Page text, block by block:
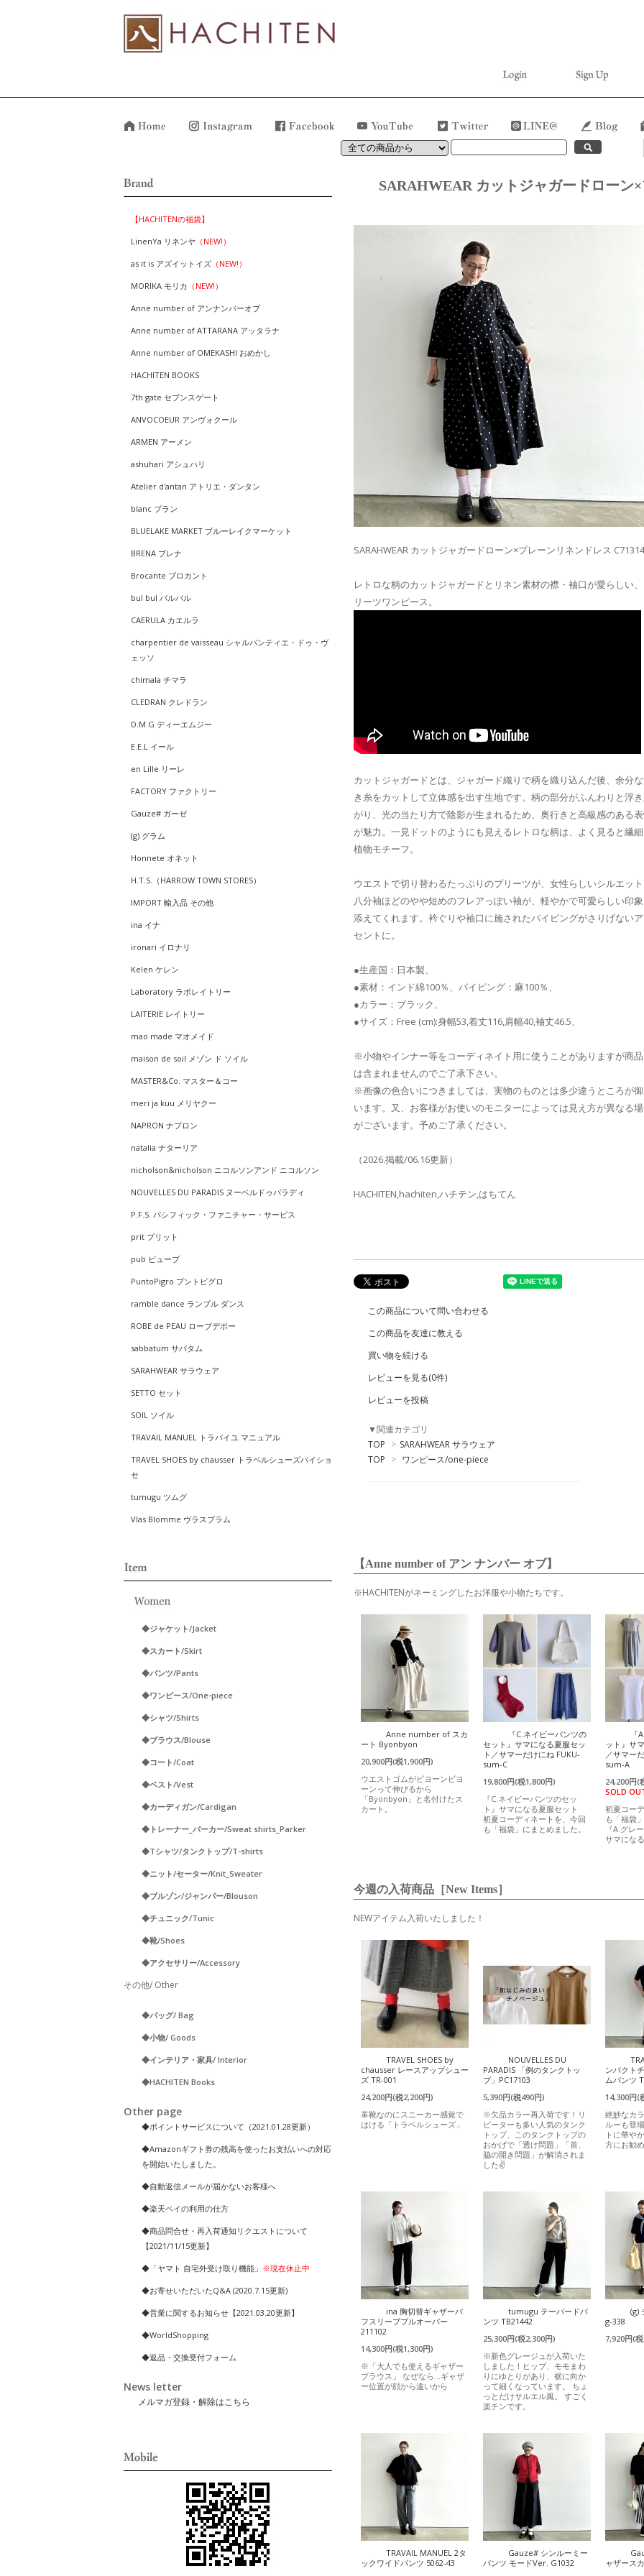
【HACHITENの福袋】
LinenYa リネンヤ （NEW!）
as it is アズイットイズ （NEW!）
MORIKA モリカ （NEW!）
Anne number of アンナンバーオブ
Anne number of ATTARANA アッタラナ
Anne number of OMEKASHI おめかし
HACHITEN BOOKS
7th gate セブンスゲート
ANVOCOEUR アンヴォクール
ARMEN アーメン
ashuhari アシュハリ
Atelier d'antan アトリエ・ダンタン
blanc ブラン
BLUELAKE MARKET ブルーレイクマーケット
BRENA ブレナ
Brocante ブロカント
bul bul バルバル
CAERULA カエルラ
charpentier de vaisseau シャルパンティエ・ドゥ・ヴ
ェッソ
chimala チマラ
CLEDRAN クレドラン
D.M.G ディーエムジー
E.E.L イール
en Lille リーレ
FACTORY ファクトリー
Gauze# ガーゼ
(g) グラム
Honnete オネット
H.T.S.（HARROW TOWN STORES）
IMPORT 輸入品 その他
ina イナ
ironari イロナリ
Kelen ケレン
Laboratory ラボレイトリー
LAITERIE レイトリー
mao made マオメイド
maison de soil メゾン ド ソイル
MASTER&Co. マスター＆コー
meri ja kuu メリヤクー
NAPRON ナプロン
natalia ナターリア
nicholson&nicholson ニコルソンアンド ニコルソン
NOUVELLES DU PARADIS ヌーベルドゥパラディ
P.F.S. パシフィック・ファニチャー・サービス
prit プリット
pub ピューブ
PuntoPigro プントピグロ
ramble dance ランブル ダンス
ROBE de PEAU ローブデポー
sabbatum サバタム
SARAHWEAR サラウェア
SETTO セット
SOIL ソイル
TRAVAIL MANUEL トラバイユ マニュアル
TRAVEL SHOES by chausser トラベルシューズバイショ
セ
tumugu ツムグ
Vlas Blomme ヴラスブラム
◆ジャケット/Jacket
◆スカート/Skirt
◆パンツ/Pants
◆ワンピース/One-piece
◆シャツ/Shirts
◆ブラウス/Blouse
◆コート/Coat
◆ベスト/Vest
◆カーディガン/Cardigan
◆トレーナー_パーカー/Sweat shirts_Parker
◆Tシャツ/タンクトップ/T-shirts
◆ニット/セーター/Knit_Sweater
◆ブルゾン/ジャンパー/Blouson
◆チュニック/Tunic
◆靴/Shoes
◆アクセサリー/Accessory
その他/ Other
◆バッグ/ Bag
◆小物/ Goods
◆インテリア・家具/ Interior
◆HACHITEN Books
Other page
◆ポイントサービスについて（2021.01.28更新）
◆Amazonギフト券の残高を使ったお支払いへの対応
を開始いたしました。
◆自動返信メールが届かないお客様へ
◆楽天ペイの利用の仕方
◆商品問合せ・再入荷通知リクエストについて
【2021/11/15更新】
◆「ヤマト 自宅外受け取り機能」 ※現在休止中
◆お寄せいただいたQ&A (2020.7.15更新)
◆営業に関するお知らせ【2021.03.20更新】
◆WorldShopping
◆返品・交換受付フォーム
News letter
メルマガ登録・解除はこちら
SARAHWEAR カットジャガードローン
SARAHWEAR カットジャガードローン×プレーンリネンドレス C71314
レトロな柄のカットジャガードとリネン素材の襟・袖口が愛らしい
リーツワンピース。
カットジャガードとは、ジャガード織りで柄を織り込んだ後、余分
き糸をカットして立体感を出す生地です。柄の部分がふんわりと浮
がり、光の当たり方で陰影が生まれるため、奥行きと高級感のある
が魅力。一見ドットのようにも見えるレトロな柄は、よく見ると繊
植物モチーフ。
ウエストで切り替わるたっぷりのプリーツが、女性らしいシルエット
八分袖ほどのやや短めのフレアっぽい袖が、軽やかで可愛らしい印
添えてくれます。衿ぐりや袖口に施されたパイピングがさりげないア
セントに。
●生産国：日本製、
●素材：インド綿100％、パイピング：麻100％、
●カラー：ブラック、
●サイズ：Free (cm):身幅53,着丈116,肩幅40,袖丈46.5、
※小物やインナー等をコーディネイト用に使うことがありますが商
は含まれませんのでご了承下さい。
※画像の色合いにつきましては、実物のものとは多少違うところが
います。又、お客様がお使いのモニターによっては見え方が異なる
がございます。予めご了承ください。
（2026.掲載/06.16更新）
HACHITEN,hachiten,ハチテン,はちてん
この商品について問い合わせる
この商品を友達に教える
買い物を続ける
レビューを見る(0件)
レビューを投稿
▼関連カテゴリ
TOP > SARAHWEAR サラウェア
TOP > ワンピース/one-piece
【Anne number of アン ナンバー オブ】
※HACHITENがネーミングしたお洋服や小物たちです。
Anne number of スカ
ート Byonbyon
20,900円(税1,900円)
ウエストゴムがビヨーンビヨ
ーンって伸びるから
「Byonbyon」と名付けたス
カート。
『C.ネイビーパンツの
セット』サマになる夏服セッ
ト／サマーだけにね FUKU-
sum-C
19,800円(税1,800円)
『C.ネイビーパンツのセッ
ト』サマになる夏服セット
初夏コーディネートを、今回
も「福袋」にまとめました。
『
ット』サ
／サマー
sum-A
24,200円(
SOLD
初夏コー
も「福袋
『A.グレ
サマにな
今週の入荷商品［New Items］
NEWアイテム入荷いたしました！
TRAVEL SHOES by
chausser レースアップシュー
ズ TR-001
24,200円(税2,200円)
革靴なのにスニーカー感覚で
はける「トラベルシューズ」
NOUVELLES DU
PARADIS 「例のタンクトッ
プ」PC17103
5,390円(税490円)
※欠品カラー再入荷です！リ
ピーターも多い人気のタンク
トップ、このタンクトップの
おかげで「透け問題」「首、
脇の開き問題」が解消されま
した✌️
ンパクト
ムパンツ
14,300円(
絶妙なカ
ルーも登
トに華や
方にお勧
ina 胸切替ギャザーパ
フスリーブプルオーバー
211102
14,300円(税1,300円)
※「大人でも使えるギャザー
ブラウス」 なぜなら…ギャザ
ー位置が顔から遠いから
tumugu テーパードパ
ンツ TB21442
25,300円(税2,300円)
※新色グレージュが入荷いた
しました！ヒップ、モモまわ
りにゆとりがあり、裾に向か
って細くなっています。 ちょ
っとだけサルエル風。 すごく
楽チンです。
(g)
g-338
7,920円(
TRAVAIL MANUEL 2タ
ックワイドパンツ 5062-43
Gauze# シンルーミー
パンツ モードVer. G1032
ャザース